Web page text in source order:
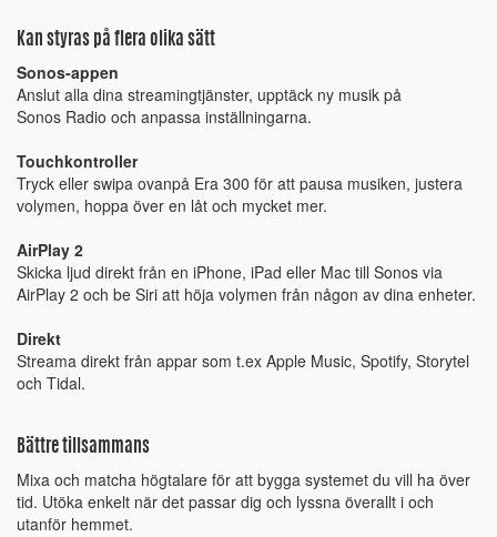
Kan styras på flera olika sätt
Sonos-appen
Anslut alla dina streamingtjänster, upptäck ny musik på
Sonos Radio och anpassa inställningarna.
Touchkontroller
Tryck eller swipa ovanpå Era 300 för att pausa musiken, justera
volymen, hoppa över en låt och mycket mer.
AirPlay 2
Skicka ljud direkt från en iPhone, iPad eller Mac till Sonos via
AirPlay 2 och be Siri att höja volymen från någon av dina enheter.
Direkt
Streama direkt från appar som t.ex Apple Music, Spotify, Storytel
och Tidal.
Bättre tillsammans
Mixa och matcha högtalare för att bygga systemet du vill ha över
tid. Utöka enkelt när det passar dig och lyssna överallt i och
utanför hemmet.